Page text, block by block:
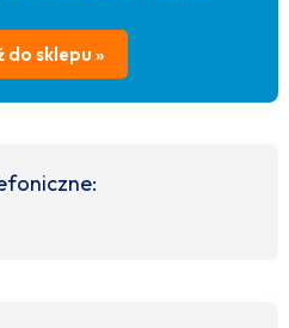
do sklepu »